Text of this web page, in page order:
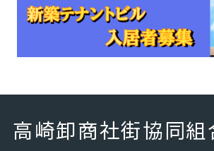
高崎卸商社街協同組